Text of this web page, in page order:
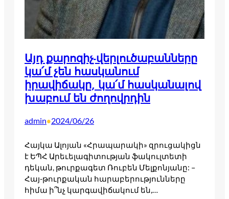
Այդ քարոզիչ-վերլուծաբանները
կա՛մ չեն հասկանում
իրավիճակը, կա՛մ հասկանալով
խաբում են ժողովրդին
admin•2024/06/26
Հայկա Ալոյան «Հրապարակի» զրուցակիցն
է ԵՊՀ Արեւելագիտության ֆակուլտետի
դեկան, թուրքագետ Ռուբեն Մելքոնյանը: –
Հայ-թուրքական հարաբերությունները
հիմա ի՞նչ կարգավիճակում են,…